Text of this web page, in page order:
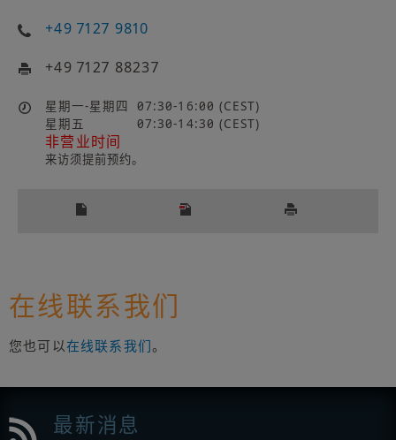
+49 7127 9810
+49 7127 88237
星期一-星期四
07:30-16:00 (CEST)
星期五
07:30-14:30 (CEST)
非营业时间
来访须提前预约。
在线联系我们
您也可以在线联系我们。
最新消息